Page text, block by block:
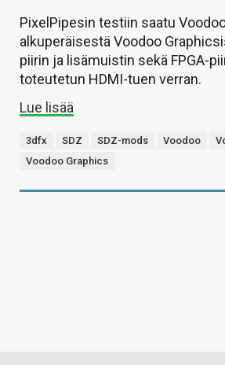
PixelPipesin testiin saatu
alkuperäisestä Voodoo
piirin ja lisämuistin sekä FPGA-
toteutetun HDMI-tuen verran.
Lue lisää
3dfx SDZ SDZ-mods Voodoo
Voodoo Graphics